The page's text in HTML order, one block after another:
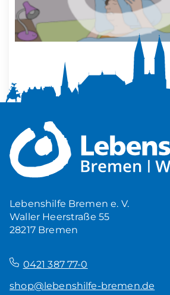
Mehr Ruhe zuhause
5,00€
Lebenshilfe Bremen e. V.
Waller Heerstraße 55
28217 Bremen
0421 387 77-0
shop@lebenshilfe-bremen.de